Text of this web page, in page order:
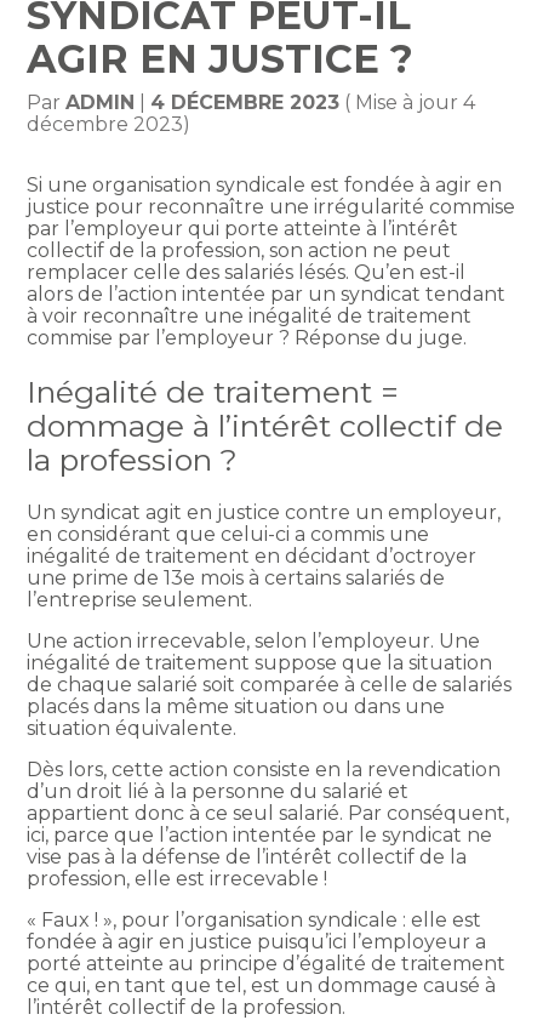
SYNDICAT PEUT-IL
AGIR EN JUSTICE ?
ParADMIN 4 DÉCEMBRE 2023 ( Mise à jour 4
décembre 2023)
Si une organisation syndicale est fondée à agir en
justice pour reconnaître une irrégularité commise
par l’employeur qui porte atteinte à l’intérêt
collectif de la profession, son action ne peut
remplacer celle des salariés lésés. Qu’en est-il
alors de l’action intentée par un syndicat tendant
à voir reconnaître une inégalité de traitement
commise par l’employeur ? Réponse du juge.
Inégalité de traitement =
dommage à l’intérêt collectif de
la profession ?
Un syndicat agit en justice contre un employeur,
en considérant que celui-ci a commis une
inégalité de traitement en décidant d’octroyer
une prime de 13e mois à certains salariés de
l’entreprise seulement.
Une action irrecevable, selon l’employeur. Une
inégalité de traitement suppose que la situation
de chaque salarié soit comparée à celle de salariés
placés dans la même situation ou dans une
situation équivalente.
Dès lors, cette action consiste en la revendication
d’un droit lié à la personne du salarié et
appartient donc à ce seul salarié. Par conséquent,
ici, parce que l’action intentée par le syndicat ne
vise pas à la défense de l’intérêt collectif de la
profession, elle est irrecevable !
« Faux ! », pour l’organisation syndicale : elle est
fondée à agir en justice puisqu’ici l’employeur a
porté atteinte au principe d’égalité de traitement
ce qui, en tant que tel, est un dommage causé à
l’intérêt collectif de la profession.